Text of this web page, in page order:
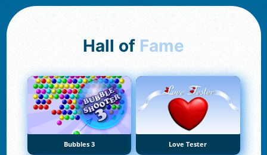
Hall of Fame
Bubbles 3 Love Tester